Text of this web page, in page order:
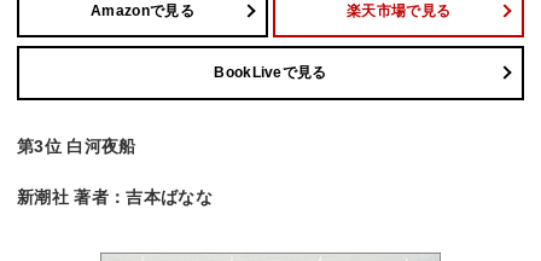
Amazonで見る 楽天市場で見る
BookLiveで見る
第3位 白河夜船
新潮社 著者：吉本ばなな